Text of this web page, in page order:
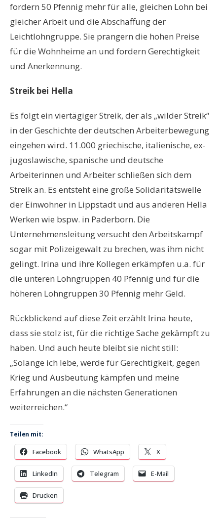
fordern 50 Pfennig mehr für alle, gleichen Lohn bei
gleicher Arbeit und die Abschaffung der
Leichtlohngruppe. Sie prangern die hohen Preise
für die Wohnheime an und fordern Gerechtigkeit
und Anerkennung.
Streik bei Hella
Es folgt ein viertägiger Streik, der als „wilder Streik“
in der Geschichte der deutschen Arbeiterbewegung
eingehen wird. 11.000 griechische, italienische, ex-
jugoslawische, spanische und deutsche
Arbeiterinnen und Arbeiter schließen sich dem
Streik an. Es entsteht eine große Solidaritätswelle
der Einwohner in Lippstadt und aus anderen Hella
Werken wie bspw. in Paderborn. Die
Unternehmensleitung versucht den Arbeitskampf
sogar mit Polizeigewalt zu brechen, was ihm nicht
gelingt. Irina und ihre Kollegen erkämpfen u.a. für
die unteren Lohngruppen 40 Pfennig und für die
höheren Lohngruppen 30 Pfennig mehr Geld.
Rückblickend auf diese Zeit erzählt Irina heute,
dass sie stolz ist, für die richtige Sache gekämpft zu
haben. Und auch heute bleibt sie nicht still:
„Solange ich lebe, werde für Gerechtigkeit, gegen
Krieg und Ausbeutung kämpfen und meine
Erfahrungen an die nächsten Generationen
weiterreichen.“
Teilen mit:
Facebook WhatsApp X
LinkedIn Telegram E-Mail
Drucken